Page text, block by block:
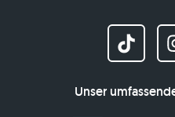
Unser